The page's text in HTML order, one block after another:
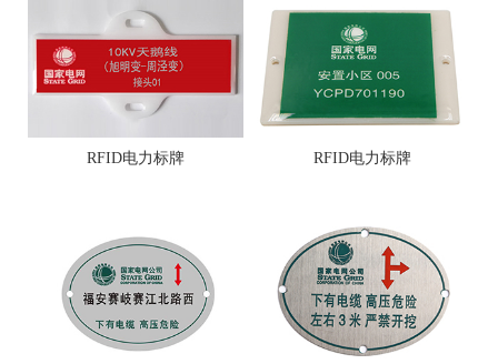
RFID电力标牌 RFID电力标牌